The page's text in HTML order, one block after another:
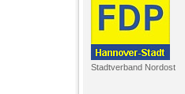
Stadtverband Nordost